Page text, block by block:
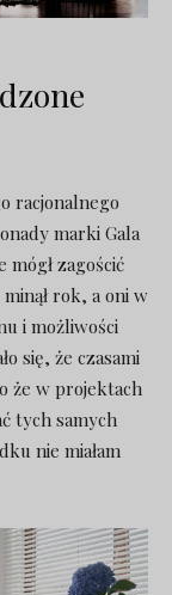
racjonalnego
marki Gala
mógł zagościć
rok, a oni w
i możliwości
się, że czasami
że w projektach
tych samych
nie miałam